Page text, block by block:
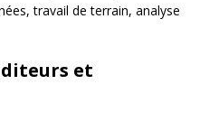
travail de terrain, analyse
et